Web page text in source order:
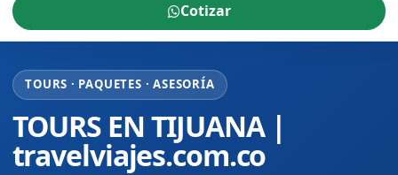
Cotizar
TOURS · PAQUETES · ASESORÍA
TOURS EN TIJUANA |
travelviajes.com.co